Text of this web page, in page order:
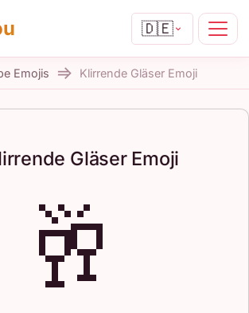
🇩🇪
Emojis Klirrende Gläser Emoji
Gläser Emoji
🥂